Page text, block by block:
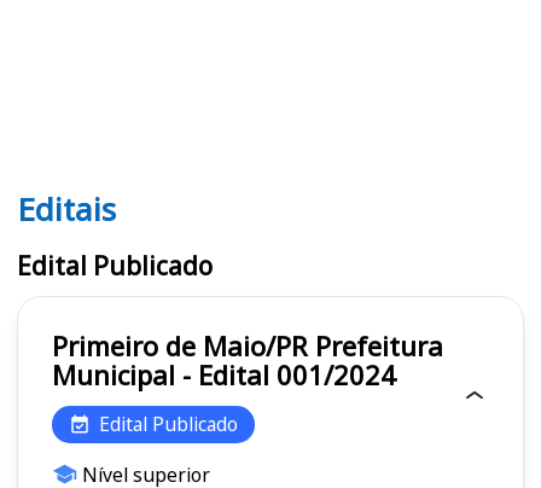
Editais
Editais
Edital Publicado
Primeiro de Maio/PR Prefeitura
Municipal - Edital 001/2024
Edital Publicado
Nível superior